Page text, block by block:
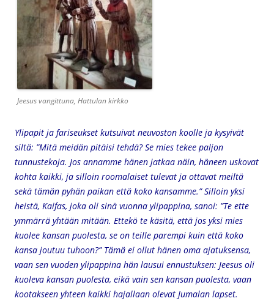
Jeesus vangittuna, Hattulan kirkko
Ylipapit ja fariseukset kutsuivat neuvoston koolle ja kysyivät
siltä: ”Mitä meidän pitäisi tehdä? Se mies tekee paljon
tunnustekoja. Jos annamme hänen jatkaa näin, häneen uskovat
kohta kaikki, ja silloin roomalaiset tulevat ja ottavat meiltä
sekä tämän pyhän paikan että koko kansamme.” Silloin yksi
heistä, Kaifas, joka oli sinä vuonna ylipappina, sanoi: ”Te ette
ymmärrä yhtään mitään. Ettekö te käsitä, että jos yksi mies
kuolee kansan puolesta, se on teille parempi kuin että koko
kansa joutuu tuhoon?” Tämä ei ollut hänen oma ajatuksensa,
vaan sen vuoden ylipappina hän lausui ennustuksen: Jeesus oli
kuoleva kansan puolesta, eikä vain sen kansan puolesta, vaan
kootakseen yhteen kaikki hajallaan olevat Jumalan lapset.